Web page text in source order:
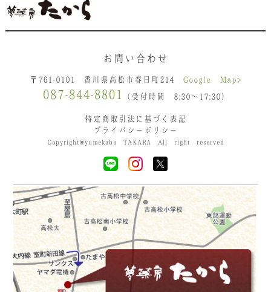
お問い合わせ
〒761-0101 香川県高松市春日町214 Google Map>
087-844-8801 （受付時間 8:30〜17:30）
特定商取引法に基づく表記
プライバシーポリシー
Copyright@yumekabo TAKARA All right reserved